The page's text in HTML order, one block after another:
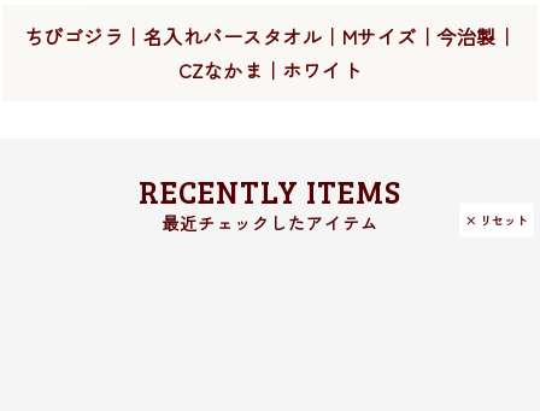
ちびゴジラ｜名入れバースタオル｜Mサイズ｜今治製｜
CZなかま｜ホワイト
RECENTLY ITEMS
× リセット